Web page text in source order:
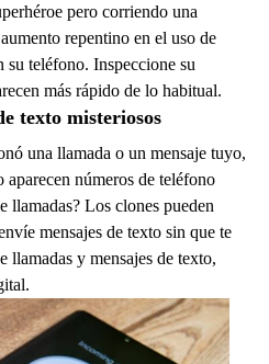
pero corriendo una
repentino en el uso de
su teléfono. Inspeccione su
más rápido de lo habitual.
texto misteriosos
una llamada o un mensaje tuyo,
números de teléfono
llamadas? Los clones pueden
mensajes de texto sin que te
llamadas y mensajes de texto,